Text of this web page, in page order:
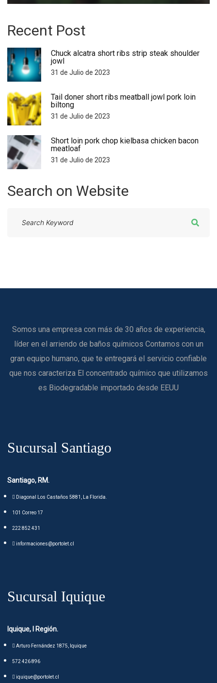
Recent Post
Chuck alcatra short ribs strip steak shoulder
jowl
31 de Julio de 2023
Tail doner short ribs meatball jowl pork loin
biltong
31 de Julio de 2023
Short loin pork chop kielbasa chicken bacon
meatloaf
31 de Julio de 2023
Search on Website
h
Somos una empresa con más de 30 años de experiencia,
líder en el arriendo de baños químicos Contamos con un
gran equipo humano, que te entregará el servicio confiable
que nos caracteriza El concentrado químico que utilizamos
es Biodegradable importado desde EEUU
Sucursal Santiago
Santiago, RM.
Diagonal Los Castaños 5881, La Florida.
101 Correo 17
222 852 431
informaciones@portolet.cl
Sucursal Iquique
Iquique, I Región.
Arturo Fernández 1875, Iquique
572 426 896
iquique@portolet.cl